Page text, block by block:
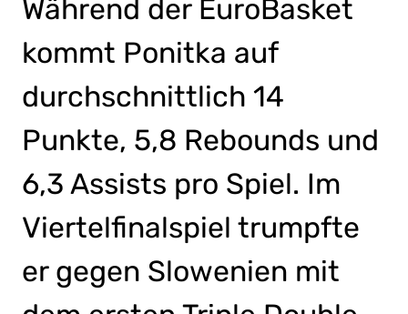
Während der EuroBasket
kommt Ponitka auf
durchschnittlich 14
Punkte, 5,8 Rebounds und
6,3 Assists pro Spiel. Im
Viertelfinalspiel trumpfte
er gegen Slowenien mit